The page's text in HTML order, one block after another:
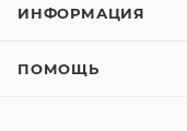
ИНФОРМАЦИЯ
ПОМОЩЬ